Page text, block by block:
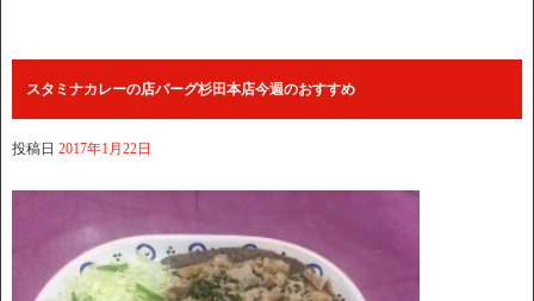
スタミナカレーの店バーグ杉田本店今週のおすすめ
投稿日 2017年1月22日